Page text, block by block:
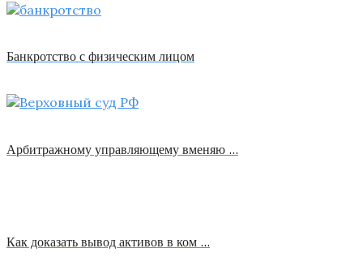
Банкротство с физическим лицом
Арбитражному управляющему вменяю …
Как доказать вывод активов в ком …